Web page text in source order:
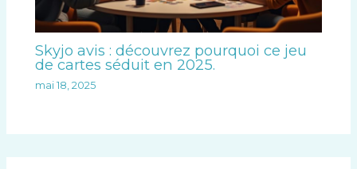
Skyjo avis : découvrez pourquoi ce jeu
de cartes séduit en 2025.
mai 18, 2025